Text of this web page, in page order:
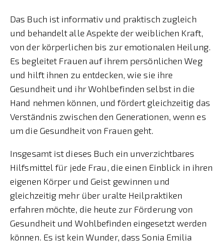
Das Buch ist informativ und praktisch zugleich
und behandelt alle Aspekte der weiblichen Kraft,
von der körperlichen bis zur emotionalen Heilung.
Es begleitet Frauen auf ihrem persönlichen Weg
und hilft ihnen zu entdecken, wie sie ihre
Gesundheit und ihr Wohlbefinden selbst in die
Hand nehmen können, und fördert gleichzeitig das
Verständnis zwischen den Generationen, wenn es
um die Gesundheit von Frauen geht.
Insgesamt ist dieses Buch ein unverzichtbares
Hilfsmittel für jede Frau, die einen Einblick in ihren
eigenen Körper und Geist gewinnen und
gleichzeitig mehr über uralte Heilpraktiken
erfahren möchte, die heute zur Förderung von
Gesundheit und Wohlbefinden eingesetzt werden
können. Es ist kein Wunder, dass Sonia Emilia